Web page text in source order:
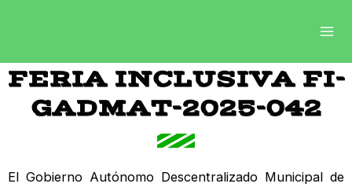
FERIA INCLUSIVA FI-
GADMAT-2025-042
El Gobierno Autónomo Descentralizado Municipal de